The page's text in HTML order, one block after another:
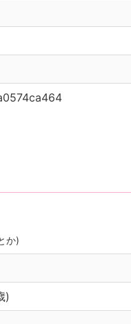
か)
)